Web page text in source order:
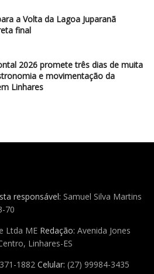
a Volta da Lagoa Juparanã
final
2026 promete três dias de muita
e movimentação da
Linhares
responsável: Samuel Silva Martins
70
Ltda ME Redação: Avenida Jones
Linhares-ES
1882 Celular: (27) 99984-3435